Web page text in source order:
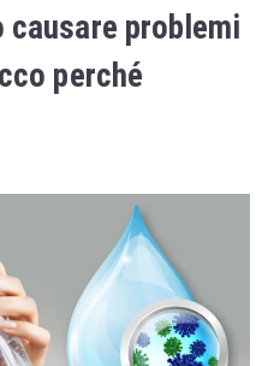
problemi
perché